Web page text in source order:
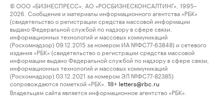
© ООО «БИЗНЕСПРЕСС», АО «РОСБИЗНЕСКОНСАЛТИНГ», 1995–
2026. Сообщения и материалы информационного агентства «РБК»
(свидетельство о регистрации средства массовой информации
выдано Федеральной службой по надзору в сфере связи,
информационных технологий и массовых коммуникаций
(Роскомнадзор) 09.12.2015 за номером ИА №ФС77-63848) и сетевого
издания «РБК» (свидетельство о регистрации средства массовой
информации выдано Федеральной службой по надзору в сфере связи,
информационных технологий и массовых коммуникаций
(Роскомнадзор) 03.12.2021 за номером ЭЛ №ФС77-82385)
сопровождаются пометкой «РБК».
18+ letters@rbc.ru
Владельцем сайта является информационное агентство «РБК».